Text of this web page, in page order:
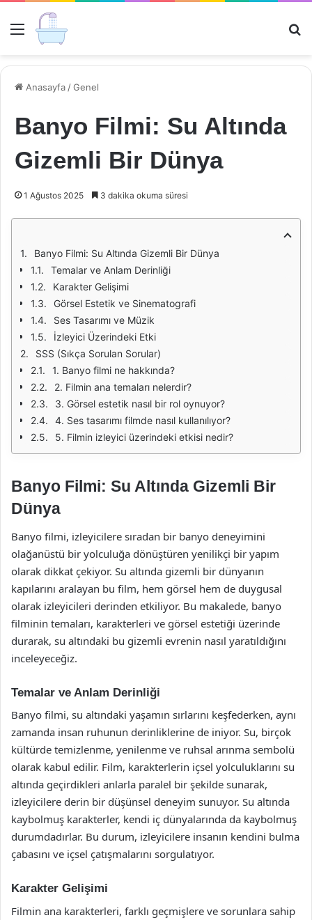
Menü
Anasayfa /Genel
Banyo Filmi: Su Altında
Gizemli Bir Dünya
1 Ağustos 2025 3 dakika okuma süresi
Banyo Filmi: Su Altında Gizemli Bir Dünya
Temalar ve Anlam Derinliği
Karakter Gelişimi
Görsel Estetik ve Sinematografi
Ses Tasarımı ve Müzik
İzleyici Üzerindeki Etki
SSS (Sıkça Sorulan Sorular)
1. Banyo filmi ne hakkında?
2. Filmin ana temaları nelerdir?
3. Görsel estetik nasıl bir rol oynuyor?
4. Ses tasarımı filmde nasıl kullanılıyor?
5. Filmin izleyici üzerindeki etkisi nedir?
Banyo Filmi: Su Altında Gizemli Bir
Dünya
Banyo filmi, izleyicilere sıradan bir banyo deneyimini
olağanüstü bir yolculuğa dönüştüren yenilikçi bir yapım
olarak dikkat çekiyor. Su altında gizemli bir dünyanın
kapılarını aralayan bu film, hem görsel hem de duygusal
olarak izleyicileri derinden etkiliyor. Bu makalede, banyo
filminin temaları, karakterleri ve görsel estetiği üzerinde
durarak, su altındaki bu gizemli evrenin nasıl yaratıldığını
inceleyeceğiz.
Temalar ve Anlam Derinliği
Banyo filmi, su altındaki yaşamın sırlarını keşfederken, aynı
zamanda insan ruhunun derinliklerine de iniyor. Su, birçok
kültürde temizlenme, yenilenme ve ruhsal arınma sembolü
olarak kabul edilir. Film, karakterlerin içsel yolculuklarını su
altında geçirdikleri anlarla paralel bir şekilde sunarak,
izleyicilere derin bir düşünsel deneyim sunuyor. Su altında
kaybolmuş karakterler, kendi iç dünyalarında da kaybolmuş
durumdadırlar. Bu durum, izleyicilere insanın kendini bulma
çabasını ve içsel çatışmalarını sorgulatıyor.
Karakter Gelişimi
Filmin ana karakterleri, farklı geçmişlere ve sorunlara sahip